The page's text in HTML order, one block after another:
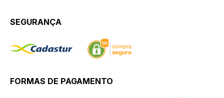
SEGURANÇA
FORMAS DE PAGAMENTO